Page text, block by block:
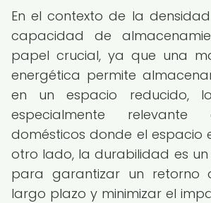
En el contexto de la
capacidad de
papel crucial, ya que una
energética permite
en un espacio reducido,
especialmente relevante
domésticos donde el espacio
otro lado, la durabilidad es
para garantizar un retorno
largo plazo y minimizar el